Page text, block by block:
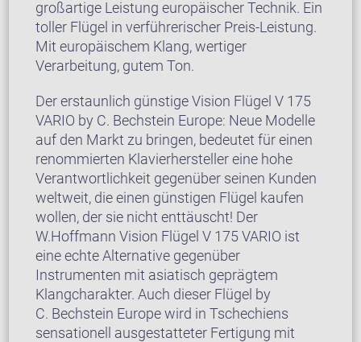
großartige Leistung europäischer Technik. Ein
toller Flügel in verführerischer Preis-Leistung.
Mit europäischem Klang, wertiger
Verarbeitung, gutem Ton.
Der erstaunlich günstige Vision Flügel V 175
VARIO by C. Bechstein Europe: Neue Modelle
auf den Markt zu bringen, bedeutet für einen
renommierten Klavierhersteller eine hohe
Verantwortlichkeit gegenüber seinen Kunden
weltweit, die einen günstigen Flügel kaufen
wollen, der sie nicht enttäuscht! Der
W.Hoffmann Vision Flügel V 175 VARIO ist
eine echte Alternative gegenüber
Instrumenten mit asiatisch geprägtem
Klangcharakter. Auch dieser Flügel by
C. Bechstein Europe wird in Tschechiens
sensationell ausgestatteter Fertigung mit